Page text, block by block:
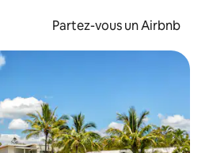
Partez-vous un Airbnb